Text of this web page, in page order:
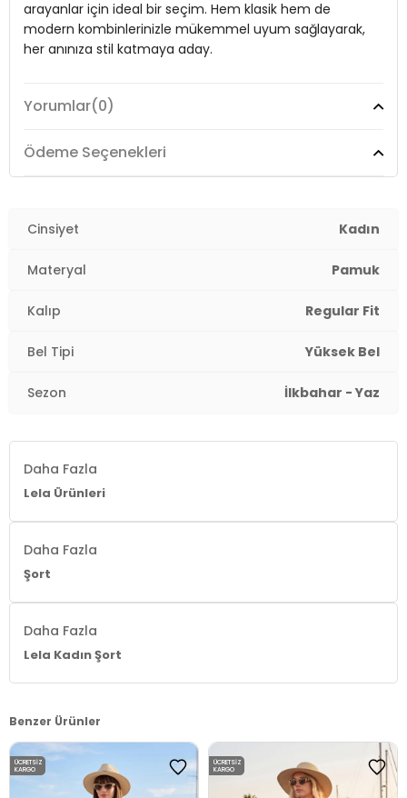
Manken Bedeni:Boy : 1.74 cm / Göğüs : 85 cm / Bel : 60 cm / Kalça
: 90 cm / Beden : S
Menşei:Türkiye
2DY5866662.68
arayanlar için ideal bir seçim. Hem klasik hem de
modern kombinlerinizle mükemmel uyum sağlayarak,
her anınıza stil katmaya aday.
Model:Etek
Giyim Tarzı:Günlük/Casual
Kumaş Tipi:
Bel:Yüksek Bel
Boy:Mini Boy
Kalıp Bilgisi:
Manken Bedeni:
Boy : 1.74 cm / Göğüs : 85 cm / Bel :
Menşei:Türkiye
2DY5866662.68
Yorumlar(0)
Ödeme Seçenekleri
Cinsiyet Kadın
Materyal Pamuk
Kalıp Regular Fit
Bel Tipi Yüksek Bel
Sezon İlkbahar - Yaz
Daha Fazla
Lela Ürünleri
Daha Fazla
Şort
Daha Fazla
Lela Kadın Şort
Benzer Ürünler
ÜCRETSIZ
KARGO
ÜCRETSIZ
KARGO